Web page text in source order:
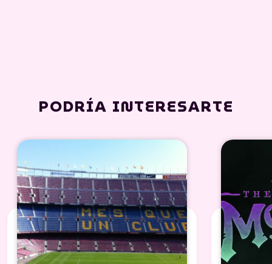
PODRÍA INTERESARTE